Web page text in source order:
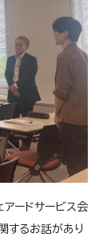
ードサービス会
するお話があり